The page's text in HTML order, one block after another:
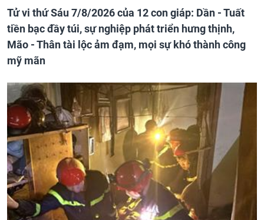
Tử vi thứ Sáu 7/8/2026 của 12 con giáp: Dần - Tuất
tiền bạc đầy túi, sự nghiệp phát triển hưng thịnh,
Mão - Thân tài lộc ảm đạm, mọi sự khó thành công
mỹ mãn